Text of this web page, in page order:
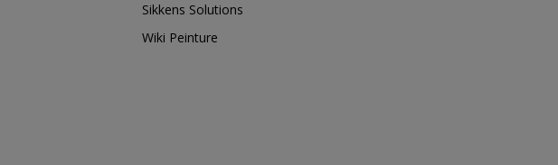
Sikkens Solutions
Wiki Peinture